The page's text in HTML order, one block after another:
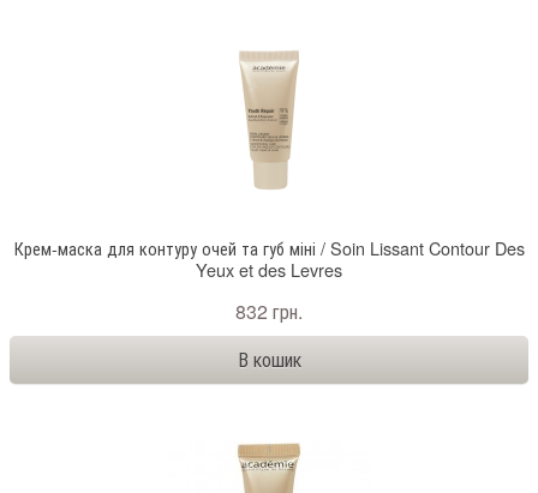
Крем-маска для контуру очей та губ міні / Soin Lissant Contour Des
Yeux et des Levres
832 грн.